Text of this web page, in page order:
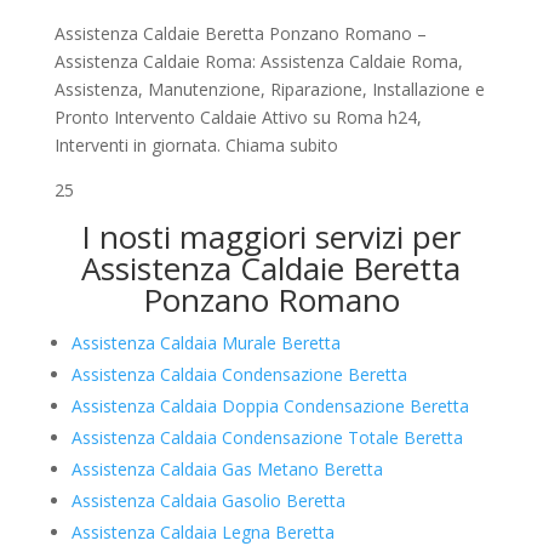
Assistenza Caldaie Beretta Ponzano Romano –
Assistenza Caldaie Roma: Assistenza Caldaie Roma,
Assistenza, Manutenzione, Riparazione, Installazione e
Pronto Intervento Caldaie Attivo su Roma h24,
Interventi in giornata. Chiama subito
25
I nosti maggiori servizi per
Assistenza Caldaie Beretta
Ponzano Romano
Assistenza Caldaia Murale Beretta
Assistenza Caldaia Condensazione Beretta
Assistenza Caldaia Doppia Condensazione Beretta
Assistenza Caldaia Condensazione Totale Beretta
Assistenza Caldaia Gas Metano Beretta
Assistenza Caldaia Gasolio Beretta
Assistenza Caldaia Legna Beretta